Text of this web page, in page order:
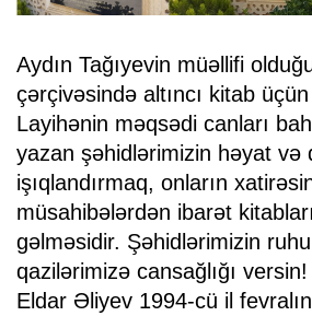
Aydın Tağıyevin müəllifi
çərçivəsində altıncı kitab üçün
Layihənin məqsədi canları
yazan şəhidlərimizin həyat və
işıqlandırmaq, onların
müsahibələrdən ibarət
gəlməsidir. Şəhidlərimizin
qazilərimizə cansağlığı versin!
Eldar Əliyev 1994-cü il